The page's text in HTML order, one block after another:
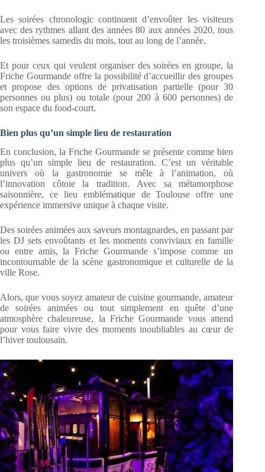
Les soirées chronologic continuent d’envoûter les visiteurs
avec des rythmes allant des années 80 aux années 2020, tous
les troisièmes samedis du mois, tout au long de l’année.
Et pour ceux qui veulent organiser des soirées en groupe, la
Friche Gourmande offre la possibilité d’accueillir des groupes
et propose des options de privatisation partielle (pour 30
personnes ou plus) ou totale (pour 200 à 600 personnes) de
son espace du food-court.
Bien plus qu’un simple lieu de restauration
En conclusion, la Friche Gourmande se présente comme bien
plus qu’un simple lieu de restauration. C’est un véritable
univers où la gastronomie se mêle à l’animation, où
l’innovation côtoie la tradition. Avec sa métamorphose
saisonnière, ce lieu emblématique de Toulouse offre une
expérience immersive unique à chaque visite.
Des soirées animées aux saveurs montagnardes, en passant par
les DJ sets envoûtants et les moments conviviaux en famille
ou entre amis, la Friche Gourmande s’impose comme un
incontournable de la scène gastronomique et culturelle de la
ville Rose.
Alors, que vous soyez amateur de cuisine gourmande, amateur
de soirées animées ou tout simplement en quête d’une
atmosphère chaleureuse, la Friche Gourmande vous attend
pour vous faire vivre des moments inoubliables au cœur de
l’hiver toulousain.